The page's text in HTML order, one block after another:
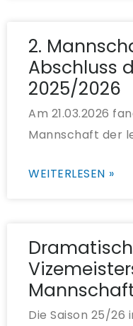
2.
Abschluss
2025/2026
Am 21.03.2026
Mannschaft der
WEITERLESEN »
Die Saison 25/26